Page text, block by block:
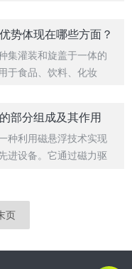
稳定，另一手将手柄朝
动瓶子向上抬起，直...
势体现在哪些方面？
集灌装和旋盖于一体的
于食品、饮料、化妆
多种类型的瓶子和盖
求。灌装旋盖一体机的
部分组成及其作用
种利用磁悬浮技术实现
进设备。它通过磁力驱
物料的自动分装，广泛
页